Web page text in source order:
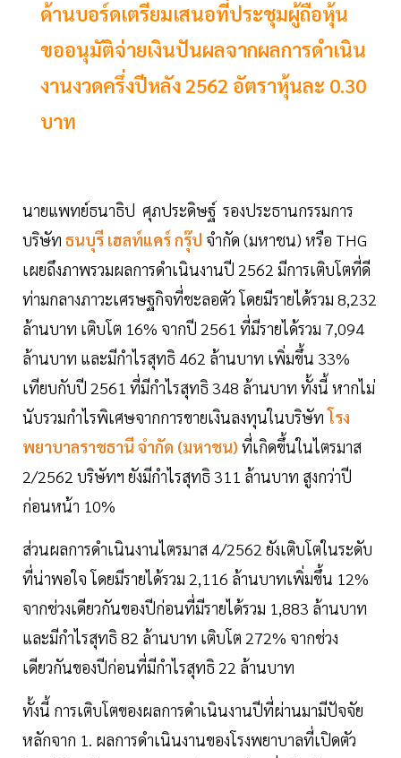
ด้านบอร์ดเตรียมเสนอที่ประชุมผู้ถือหุ้น
ขออนุมัติจ่ายเงินปันผลจากผลการดำเนิน
งานงวดครึ่งปีหลัง 2562 อัตราหุ้นละ 0.30
บาท
นายแพทย์ธนาธิป ศุภประดิษฐ์ รองประธานกรรมการ
บริษัท ธนบุรี เฮลท์แคร์ กรุ๊ป จำกัด (มหาชน) หรือ THG
เผยถึงภาพรวมผลการดำเนินงานปี 2562 มีการเติบโตที่ดี
ท่ามกลางภาวะเศรษฐกิจที่ชะลอตัว โดยมีรายได้รวม 8,232
ล้านบาท เติบโต 16% จากปี 2561 ที่มีรายได้รวม 7,094
ล้านบาท และมีกำไรสุทธิ 462 ล้านบาท เพิ่มขึ้น 33%
เทียบกับปี 2561 ที่มีกำไรสุทธิ 348 ล้านบาท ทั้งนี้ หากไม่
นับรวมกำไรพิเศษจากการขายเงินลงทุนในบริษัทโรง
พยาบาลราชธานี จํากัด (มหาชน) ที่เกิดขึ้นในไตรมาส
2/2562 บริษัทฯ ยังมีกำไรสุทธิ 311 ล้านบาท สูงกว่าปี
ก่อนหน้า 10%
ส่วนผลการดำเนินงานไตรมาส 4/2562 ยังเติบโตในระดับ
ที่น่าพอใจ โดยมีรายได้รวม 2,116 ล้านบาทเพิ่มขึ้น 12%
จากช่วงเดียวกันของปีก่อนที่มีรายได้รวม 1,883 ล้านบาท
และมีกำไรสุทธิ 82 ล้านบาท เติบโต 272% จากช่วง
เดียวกันของปีก่อนที่มีกำไรสุทธิ 22 ล้านบาท
ทั้งนี้ การเติบโตของผลการดำเนินงานปีที่ผ่านมามีปัจจัย
หลักจาก 1. ผลการดำเนินงานของโรงพยาบาลที่เปิดตัว